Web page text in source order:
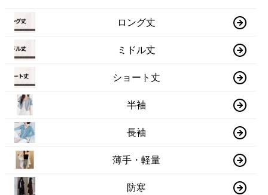
ロング丈
ミドル丈
ショート丈
半袖
長袖
薄手・軽量
防寒